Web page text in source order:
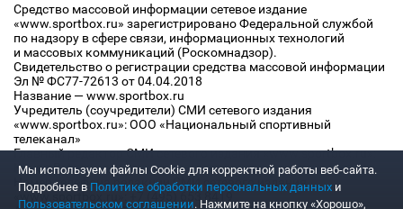
Средство массовой информации сетевое издание
«www.sportbox.ru» зарегистрировано Федеральной службой
по надзору в сфере связи, информационных технологий
и массовых коммуникаций (Роскомнадзор).
Свидетельство о регистрации средства массовой информации
Эл № ФС77-72613 от 04.04.2018
Название — www.sportbox.ru
Учредитель (соучредители) СМИ сетевого издания
«www.sportbox.ru»: ООО «Национальный спортивный
телеканал»
Главный редактор СМИ сетевого издания «www.sportbox.ru»:
Конов В.А.
Номер телефона редакции СМИ сетевого издания
«www.sportbox.ru»: +7 (495) 653 8419
Мы используем файлы Сookie для корректной работы веб-сайта.
Подробнее в Политике обработки персональных данных и
Пользовательском соглашении. Нажмите на кнопку «Хорошо»,